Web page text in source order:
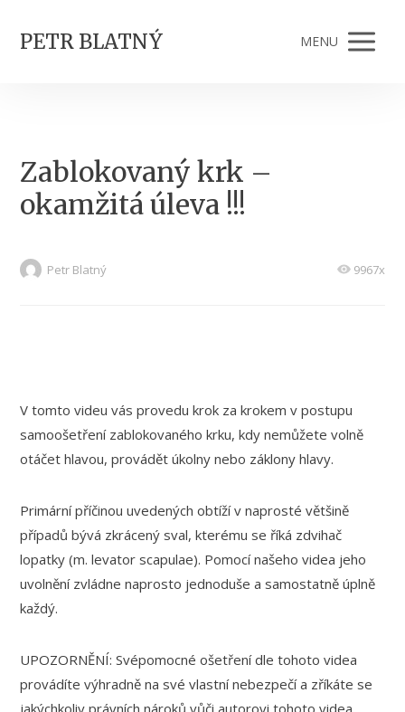
PETR BLATNÝ MENU
Zablokovaný krk –
okamžitá úleva !!!
Petr Blatný 9967x
V tomto videu vás provedu krok za krokem v postupu
samoošetření zablokovaného krku, kdy nemůžete volně
otáčet hlavou, provádět úkolny nebo záklony hlavy.
Primární příčinou uvedených obtíží v naprosté většině
případů bývá zkrácený sval, kterému se říká zdvihač
lopatky (m. levator scapulae). Pomocí našeho videa jeho
uvolnění zvládne naprosto jednoduše a samostatně úplně
každý.
UPOZORNĚNÍ: Svépomocné ošetření dle tohoto videa
provádíte výhradně na své vlastní nebezpečí a zříkáte se
jakýchkoliv právních nároků vůči autorovi tohoto videa.